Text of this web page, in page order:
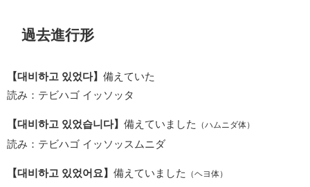
過去進行形
【대비하고 있었다】 備えていた
読み：テビハゴ イッソッタ
【대비하고 있었습니다】 備えていました （ハムニダ体）
読み：テビハゴ イッソッスムニダ
【대비하고 있었어요】 備えていました （ヘヨ体）